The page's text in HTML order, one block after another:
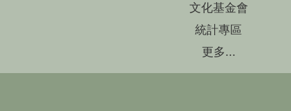
文化基金會
統計專區
更多...